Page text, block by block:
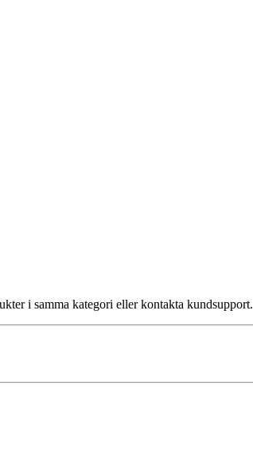
i samma kategori eller kontakta kundsupport.